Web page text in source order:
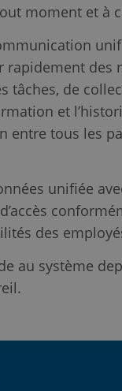
moment et à
rapidement des
tâches, de
et
entre tous les
unifiée
des
au système